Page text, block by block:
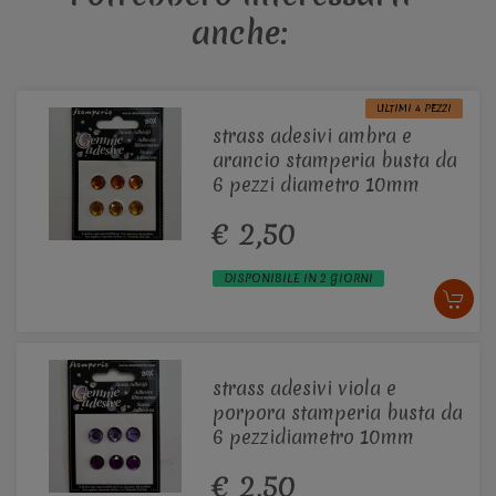
anche:
ULTIMI 4 PEZZI
strass adesivi ambra e
arancio stamperia busta da
6 pezzi diametro 10mm
€ 2,50
DISPONIBILE IN 2 GIORNI
strass adesivi viola e
porpora stamperia busta da
6 pezzidiametro 10mm
€ 2,50